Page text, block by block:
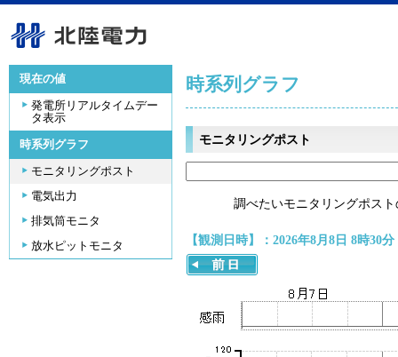
現在の値
発電所リアルタイムデー
タ表示
時系列グラフ
モニタリングポスト
電気出力
排気筒モニタ
放水ピットモニタ
時系列グラフ
モニタリングポスト
調べたいモニタリングポス
【観測日時】：2026年8月8日 8時30分